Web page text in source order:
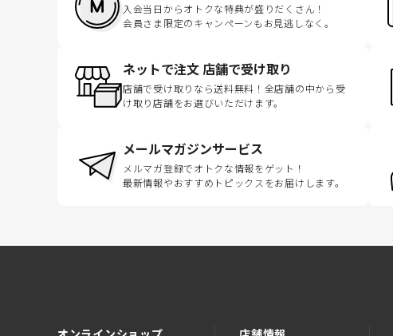
入会当日からオトクな特典が盛りだくさん！
会員さま限定のキャンペーンもお見逃しなく。
ネットで注文 店舗で受け取り
店舗で受け取りなら送料無料！全店舗の中から受
け取り店舗をお選びいただけます。
メールマガジンサービス
メルマガ登録でオトクな情報をゲット！
最新情報やおすすめトピックスをお届けします。